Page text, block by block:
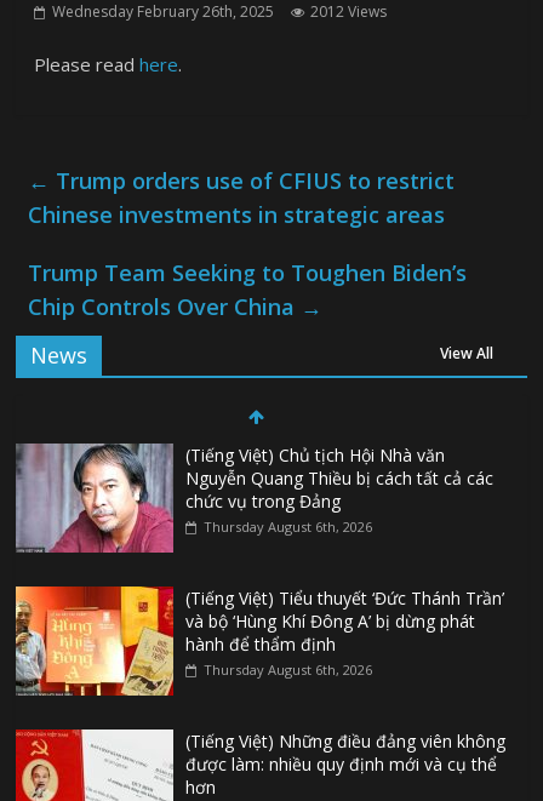
Wednesday February 26th, 2025 2012 Views
Please readhere.
← Trump orders use of CFIUS to restrict
Chinese investments in strategic areas
Trump Team Seeking to Toughen Biden’s
Chip Controls Over China →
News
View All
(Tiếng Việt) Chủ tịch Hội Nhà văn
Nguyễn Quang Thiều bị cách tất cả các
chức vụ trong Đảng
Thursday August 6th, 2026
(Tiếng Việt) Tiểu thuyết ‘Đức Thánh Trần’
và bộ ‘Hùng Khí Đông A’ bị dừng phát
hành để thẩm định
Thursday August 6th, 2026
(Tiếng Việt) Những điều đảng viên không
được làm: nhiều quy định mới và cụ thể
hơn